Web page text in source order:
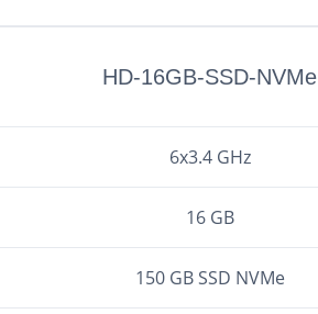
HD-16GB-SSD-NVMe
6x3.4 GHz
16 GB
150 GB SSD NVMe